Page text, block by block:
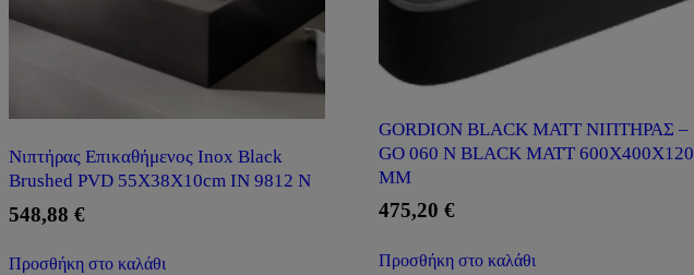
Νιπτήρας Επικαθήμενος Inox Black
Brushed PVD 55X38X10cm IN 9812 N
548,88 €
Προσθήκη στο καλάθι
GORDION BLACK MATT ΝΙΠΤΗΡΑΣ –
GO 060 N BLACK MATT 600X400X120
MM
475,20€
Προσθήκη στο καλάθι